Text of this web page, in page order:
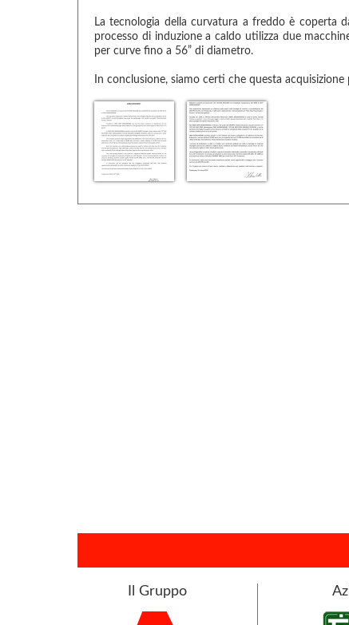
La tecnologia della curvatura a freddo è coperta
processo di induzione a caldo utilizza due
per curve fino a 56” di diametro.
In conclusione, siamo certi che questa
Il Gruppo